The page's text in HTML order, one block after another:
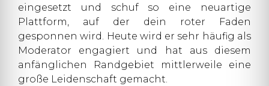
eingesetzt und schuf so eine neuartige
Plattform, auf der dein roter Faden
gesponnen wird. Heute wird er sehr häufig als
Moderator engagiert und hat aus diesem
anfänglichen Randgebiet mittlerweile eine
große Leidenschaft gemacht.